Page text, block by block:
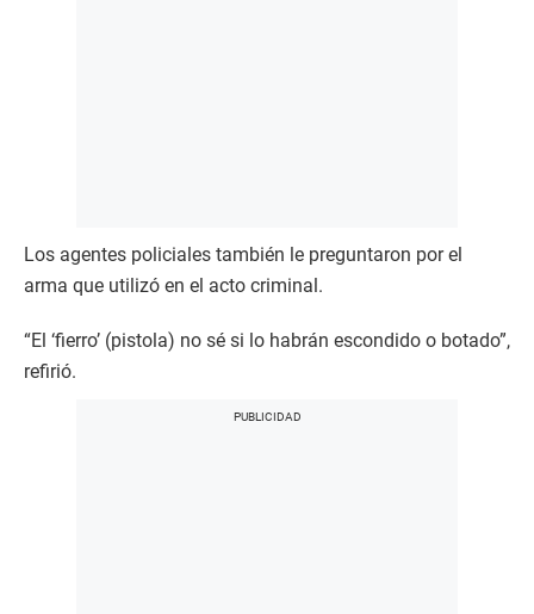
Los agentes policiales también le preguntaron por el
arma que utilizó en el acto criminal.
“El ‘fierro’ (pistola) no sé si lo habrán escondido o botado”,
refirió.